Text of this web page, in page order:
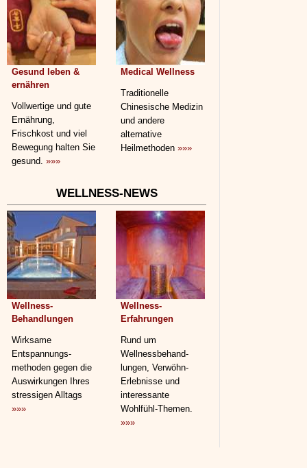
Gesund leben &
ernähren
Vollwertige und gute
Ernährung,
Frischkost und viel
Bewegung halten Sie
gesund. »»»
Medical Wellness
Traditionelle
Chinesische Medizin
und andere
alternative
Heilmethoden »»»
WELLNESS-NEWS
Wellness-
Behandlungen
Wirksame
Entspannungs­
methoden gegen die
Auswirkungen Ihres
stressigen Alltags
»»»
Wellness-
Erfahrungen
Rund um
Wellnessbehand­
lungen, Verwöhn-
Erlebnisse und
interessante
Wohlfühl-Themen.
»»»